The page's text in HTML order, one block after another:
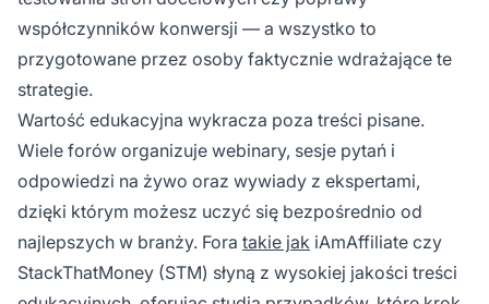
współczynników konwersji — a wszystko to
przygotowane przez osoby faktycznie wdrażające te
strategie.
Wartość edukacyjna wykracza poza treści pisane.
Wiele forów organizuje webinary, sesje pytań i
odpowiedzi na żywo oraz wywiady z ekspertami,
dzięki którym możesz uczyć się bezpośrednio od
najlepszych w branży. Fora takie jak iAmAffiliate czy
StackThatMoney (STM) słyną z wysokiej jakości treści